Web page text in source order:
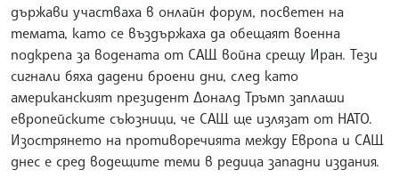
държави участваха в онлайн форум, посветен на
темата, като се въздържаха да обещаят военна
подкрепа за водената от САЩ война срещу Иран. Тези
сигнали бяха дадени броени дни, след като
американският президент Доналд Тръмп заплаши
европейските съюзници, че САЩ ще излязат от НАТО.
Изострянето на противоречията между Европа и САЩ
днес е сред водещите теми в редица западни издания.